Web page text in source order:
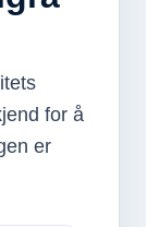
for å
er